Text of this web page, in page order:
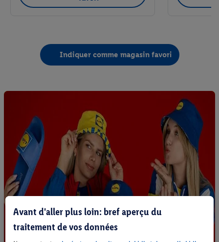
Indiquer comme magasin favori
Avant d'aller plus loin: bref aperçu du
traitement de vos données